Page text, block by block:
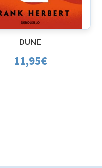
DUNE
11,95€